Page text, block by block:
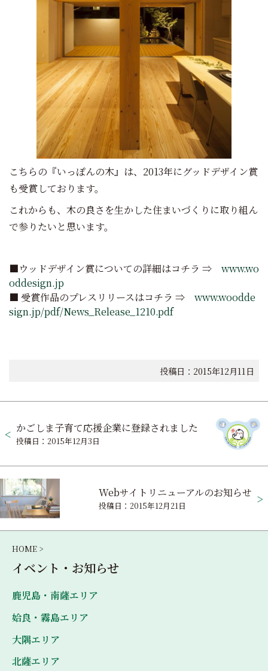
こちらの『いっぽんの木』は、2013年にグッドデザイン賞
も受賞しております。
これからも、木の良さを生かした住まいづくりに取り組ん
で参りたいと思います。
■ウッドデザイン賞についての詳細はコチラ ⇒ www.wo
oddesign.jp
■ 受賞作品のプレスリリースはコチラ ⇒
www.woodde
sign.jp/pdf/News_Release_1210.pdf
投稿日：2015年12月11日
稿
ビ
ゲ
ー
シ
ョ
ン
かごしま子育て応援企業に登録されました
投稿日：2015年12月3日
Webサイトリニューアルのお知らせ
投稿日：2015年12月21日
HOME >
イベント・お知らせ
鹿児島・南薩エリア
姶良・霧島エリア
大隅エリア
北薩エリア